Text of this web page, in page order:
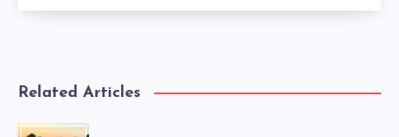
Related Articles